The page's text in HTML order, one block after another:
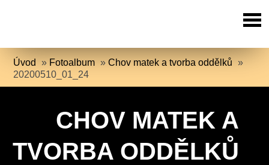
Úvod » Fotoalbum »Chov matek a tvorba oddělků »
20200510_01_24
CHOV MATEK A
TVORBA ODDĚLKŮ